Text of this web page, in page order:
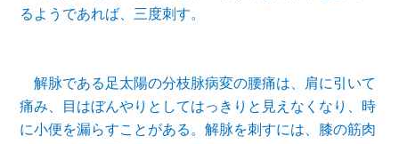
るようであれば、三度刺す。
解脉である足太陽の分枝脉病変の腰痛は、肩に引いて
痛み、目はぼんやりとしてはっきりと見えなくなり、時
に小便を漏らすことがある。解脉を刺すには、膝の筋肉